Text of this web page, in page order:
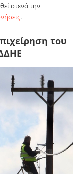
στενά την
.
του